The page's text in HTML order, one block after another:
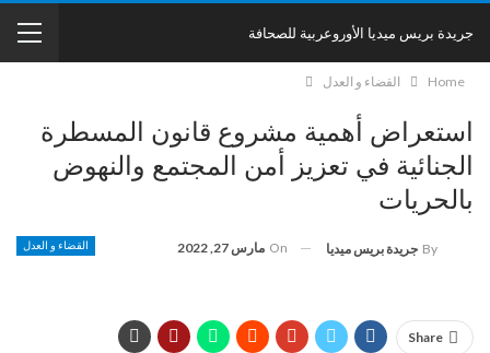
جريدة بريس ميديا الأوروعربية للصحافة
Home القضاء و العدل
استعراض أهمية مشروع قانون المسطرة
الجنائية في تعزيز أمن المجتمع والنهوض
بالحريات
القضاء و العدل By جريدة بريس ميديا On مارس 27, 2022
Share